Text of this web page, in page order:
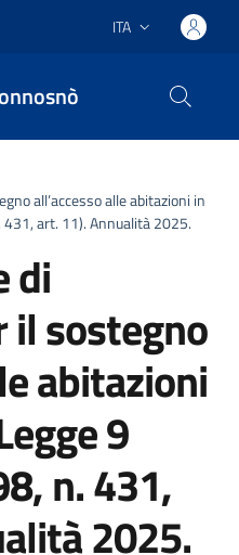
Lingua attiva:
ITA
all’accesso alle abitazioni in
431, art. 11). Annualità 2025.
di
sostegno
abitazioni
9
n. 431,
2025.